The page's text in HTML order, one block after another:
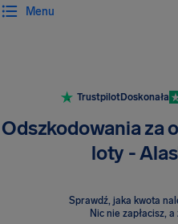
Menu
TrustpilotDoskonała
Odszkodowania za
loty -
Sprawdź, jaka kwota
Nic nie zapłacisz,